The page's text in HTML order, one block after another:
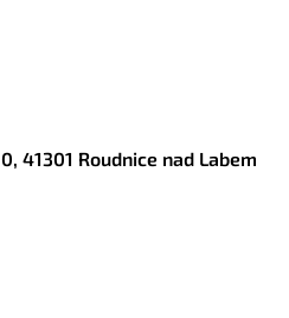
41301 Roudnice nad Labem